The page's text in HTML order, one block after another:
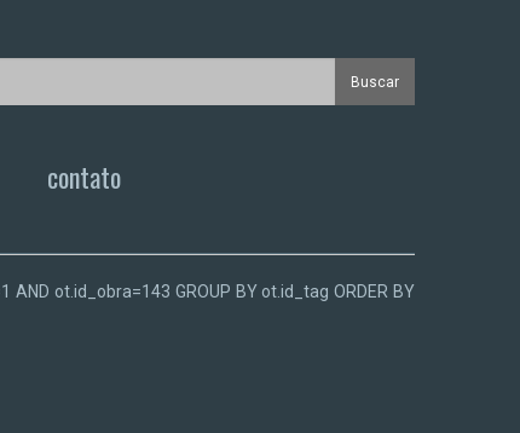
contato
ot.id_obra=143 GROUP BY ot.id_tag ORDER BY